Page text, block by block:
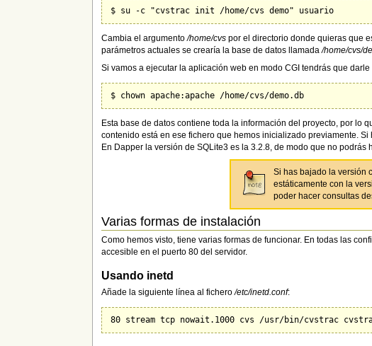
Cambia el argumento/home/cvs por el directorio donde quieras que
parámetros actuales se crearía la base de datos llamada/home/cvs/
Si vamos a ejecutar la aplicación web en modo CGI tendrás que
Esta base de datos contiene toda la información del proyecto, por lo
contenido está en ese fichero que hemos inicializado previamente.
En Dapper la versión de SQLite3 es la 3.2.8, de modo que no
Si has bajado la versión
estáticamente con la
poder hacer consultas
Varias formas de instalación
Como hemos visto, tiene varias formas de funcionar. En todas las
accesible en el puerto 80 del servidor.
Usando inetd
Añade la siguiente línea al fichero/etc/inetd.conf: